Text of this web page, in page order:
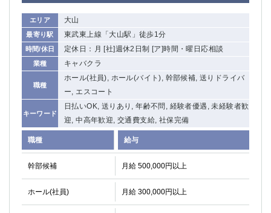
エリア 大山
最寄り駅 東武東上線「大山駅」徒歩1分
時間/休日 定休日：月 [社]週休2日制 [ア]時間・曜日応相談
業種 キャバクラ
職種
ホール(社員), ホール(バイト), 幹部候補, 送りドライバ
ー, エスコート
キーワード
日払いOK, 送りあり, 年齢不問, 経験者優遇, 未経験者歓
迎, 中高年歓迎, 交通費支給, 社保完備
職種 給与
幹部候補 月給 500,000円以上
ホール(社員) 月給 300,000円以上
小田原
関内・馬車道・日ノ出町 武蔵新城
元住吉
茅ヶ崎
戸塚
大船
相模原
厚木
桜木町
埼玉県
大宮
南越谷
志木
川越
草加
南浦和